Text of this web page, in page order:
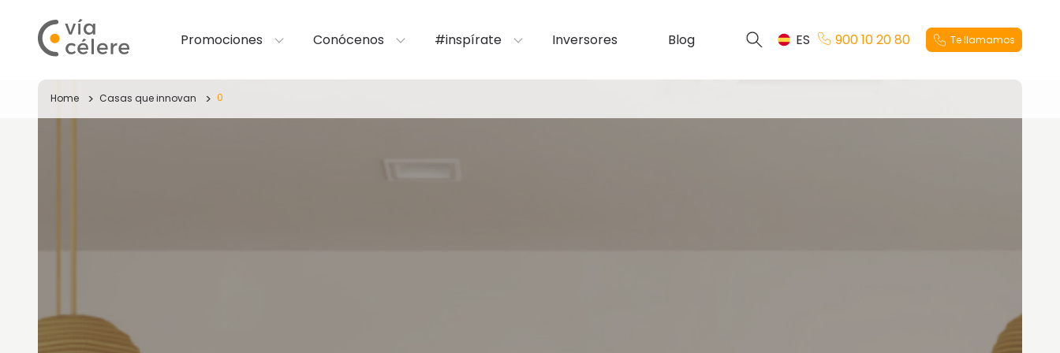
Promociones Conócenos #inspírate Inversores Blog ES 900 10 20 80 Te llamamos
Home Casas que innovan 0